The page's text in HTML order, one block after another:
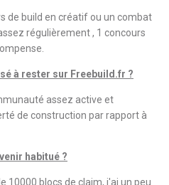
de build en créatif ou un combat
régulièrement , 1 concours
à rester sur Freebuild.fr ?
assez active et
de construction par rapport à
habitué ?
10000 blocs de claim, j'ai un peu